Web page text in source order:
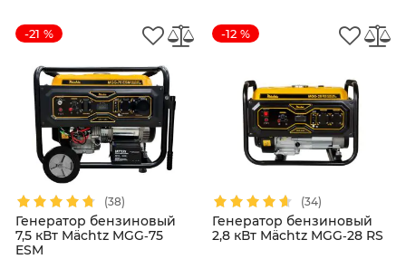
-21 %
(38)
Генератор бензиновый
7,5 кВт Mächtz MGG‑75
ESM
-12 %
(34)
Генератор бензиновый
2,8 кВт Mächtz MGG‑28 RS